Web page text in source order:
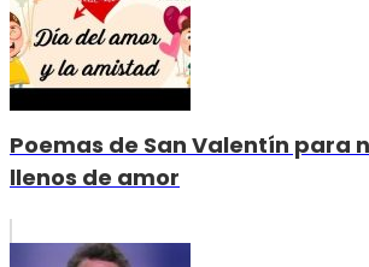
Poemas de San Valentín para
llenos de amor